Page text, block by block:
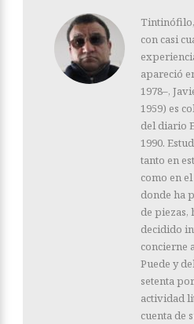
con casi
apareció
1978–,
1959) es
del diario
1990.
tanto en
como en
donde ha
de piezas,
decidido
concierne
Puede y
setenta
actividad
cuenta de